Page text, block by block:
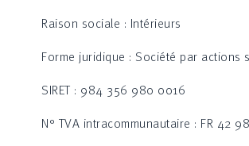
Raison sociale : Intérieurs
Forme juridique : Société par actions
SIRET : 984 356 980 0016
N° TVA intracommunautaire : FR 42